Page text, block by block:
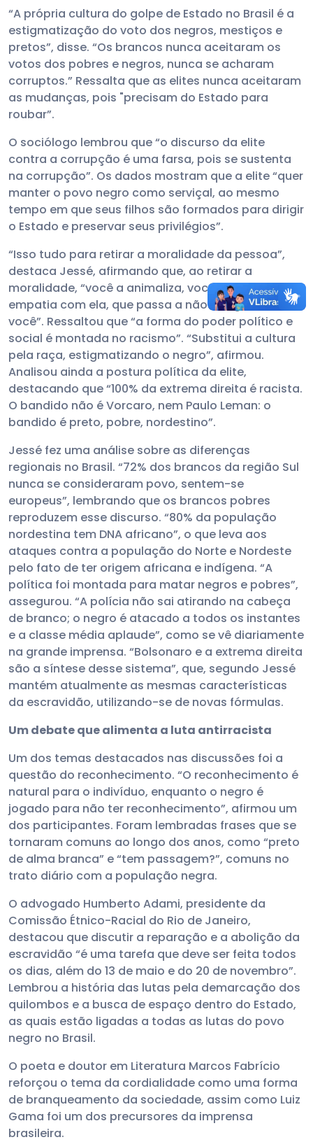
“A própria cultura do golpe de Estado no Brasil é a
estigmatização do voto dos negros, mestiços e
pretos”, disse. “Os brancos nunca aceitaram os
votos dos pobres e negros, nunca se acharam
corruptos.” Ressalta que as elites nunca aceitaram
as mudanças, pois "precisam do Estado para
roubar”.
O sociólogo lembrou que “o discurso da elite
contra a corrupção é uma farsa, pois se sustenta
na corrupção”. Os dados mostram que a elite “quer
manter o povo negro como serviçal, ao mesmo
tempo em que seus filhos são formados para dirigir
o Estado e preservar seus privilégios”.
“Isso tudo para retirar a moralidade da pessoa”,
destaca Jessé, afirmando que, ao retirar a
moralidade, “você a animaliza, você não tem
empatia com ela, que passa a não ser igual a
você”. Ressaltou que “a forma do poder político e
social é montada no racismo”. “Substitui a cultura
pela raça, estigmatizando o negro”, afirmou.
Analisou ainda a postura política da elite,
destacando que “100% da extrema direita é racista.
O bandido não é Vorcaro, nem Paulo Leman: o
bandido é preto, pobre, nordestino”.
Jessé fez uma análise sobre as diferenças
regionais no Brasil. “72% dos brancos da região Sul
nunca se consideraram povo, sentem-se
europeus”, lembrando que os brancos pobres
reproduzem esse discurso. “80% da população
nordestina tem DNA africano”, o que leva aos
ataques contra a população do Norte e Nordeste
pelo fato de ter origem africana e indígena. “A
política foi montada para matar negros e pobres”,
assegurou. “A polícia não sai atirando na cabeça
de branco; o negro é atacado a todos os instantes
e a classe média aplaude”, como se vê diariamente
na grande imprensa. “Bolsonaro e a extrema direita
são a síntese desse sistema”, que, segundo Jessé
mantém atualmente as mesmas características
da escravidão, utilizando-se de novas fórmulas.
Um debate que alimenta a luta antirracista
Um dos temas destacados nas discussões foi a
questão do reconhecimento. “O reconhecimento é
natural para o indivíduo, enquanto o negro é
jogado para não ter reconhecimento”, afirmou um
dos participantes. Foram lembradas frases que se
tornaram comuns ao longo dos anos, como “preto
de alma branca” e “tem passagem?”, comuns no
trato diário com a população negra.
O advogado Humberto Adami, presidente da
Comissão Étnico-Racial do Rio de Janeiro,
destacou que discutir a reparação e a abolição da
escravidão “é uma tarefa que deve ser feita todos
os dias, além do 13 de maio e do 20 de novembro”.
Lembrou a história das lutas pela demarcação dos
quilombos e a busca de espaço dentro do Estado,
as quais estão ligadas a todas as lutas do povo
negro no Brasil.
O poeta e doutor em Literatura Marcos Fabrício
reforçou o tema da cordialidade como uma forma
de branqueamento da sociedade, assim como Luiz
Gama foi um dos precursores da imprensa
brasileira.